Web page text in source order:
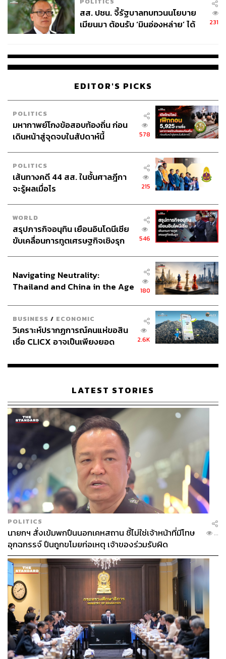
ในหลายประเทศ ซึ่งยังมีช่องว่างของอุปสงค์อีกมาก ตลาด
ทุเรียนจึงยังมีแนวโน้มขยายตัวในช่วง 1-2 ปีข้างหน้า หาก
สามารถรักษาคุณภาพสินค้าได้อย่างต่อเนื่อง
เบื้องลึกอีกด้านฉุดรั้งภาคผลิต! ไทยกำลังเผชิญกับ 3 มห
กรรมศูนย์เหรียญ สินค้าจีนไหลบ่า ทางผ่าน ‘สินค้าสวม
สิทธิมา
ชวนวิเคราะห์ เหตุใดสินค้าจีนทะลัก ส่งออกเริ่มหมดแร
ง แบกเศรษฐกิจไทยไม่ไหว แม้แต่ ‘ข้าวไทย’ ยังเสี่ยงพ่า
ยแพ้ให้กับคู่แข่งเวียดนามและอินเดีย
เผยตลาดทุเรียนในจีนเดือด ไทย-เวียดนาม-ฟิลิปปินส์ ชิง
เกษตรกรในจีนเร่งไขความลับใน ‘การปลูกทุเรียน’ ทั้งที่
บางคนบอกว่ามีกลิ่นคล้ายถุงเท้าหลังออกกำลังกาย
จากล้งเหมาสวน สู่นอมินี ลามถึงปัญหาสวมสิทธิ์ส่ง
ออก
ด้าน แสงชัย ธีรกุลวาณิช ประธานยุทธศาสตร์ สมาพันธ์
SME ไทย กล่าวกับ THE STANDARD WEALTH ว่า ปัญหาที่
น่าหนักใจมากที่สุดนั่นคือ ‘มหกรรมศูนย์เหรียญ’ โดยขณะนี้
ต้องยอมรับความจริงที่ว่า ไทยถูกครอบงำกลืนกิน 3 ธุรกิจ
SME คือ โรงงานศูนย์เหรียญ ท่องเที่ยวศูนย์เหรียญ (ที่พัก
โรงแรม ร้านอาหาร ภัตตาคาร และทัวร์) โลจิสติกส์ศูนย์
เหรียญ ซึ่งไร้การจ้างงานคนไทย
“โดยเฉพาะอุตสาหกรรมเกษตร ที่ยึดต้นน้ำยันปลายน้ำ สูญ
เสียความมั่นคงทางอาหาร กลไกราคา กลไกตลาดผูกขาดใน
อนาคต ที่เห็นชัดที่สุดคือทุเรียน จากล้ง เหมาสวน สู่นอมินีซื้อ
สวนควบคุมความมั่นคงทางอาหารไทย”
โดยมีกระแสข่าวว่า มีการลักลอบนำทุเรียนจากเวียดนาม มา
สส. ปชน. จี้รัฐบาลทบทวนนโยบาย
เมียนมา ต้อนรับ ‘มินอ่องหล่าย’ ได้
231
EDITOR'S PICKS
POLITICS
มหากาพย์โกงข้อสอบท้องถิ่น ก่อน
เดินหน้าสู่จุดจบในสัปดาห์นี้
578
POLITICS
เส้นทางคดี 44 สส. ในชั้นศาลฎีกา
จะรู้ผลเมื่อไร
215
WORLD
สรุปภารกิจอนุทิน เยือนอินโดนีเซีย
ขับเคลื่อนการทูตเศรษฐกิจเชิงรุก
546
Navigating Neutrality:
Thailand and China in the Age
180
BUSINESS / ECONOMIC
วิเคราะห์ปรากฏการณ์คนแห่ขอสิน
เชื่อ CLICX อาจเป็นเพียงยอด
เรือนไทยที่ถูกซุกไว้
2.6K
LATEST STORIES
POLITICS
นายกฯ สั่งเข้มพกปืนนอกเคหสถาน ชี้ไม่ใช่เจ้าหน้าที่มีโทษ
อุกฉกรรจ์ ปืนถูกขโมยก่อเหตุ เจ้าของร่วมรับผิด
...